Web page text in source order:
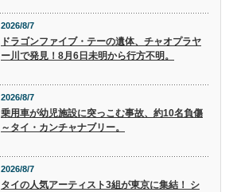
2026/8/7
ドラゴンファイブ・テーの遺体、チャオプラヤ
ー川で発見！8月6日未明から行方不明。
2026/8/7
乗用車が幼児施設に突っこむ事故、約10名負傷
～タイ・カンチャナブリー。
2026/8/7
タイの人気アーティスト3組が東京に集結！ シ